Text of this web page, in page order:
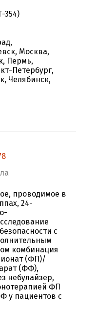
354)
Москва,
Пермь,
Петербург,
Челябинск,
проводимое в
24-
с
комбинация
(ФП)/
(ФФ),
небулайзер,
ФП
у пациентов с